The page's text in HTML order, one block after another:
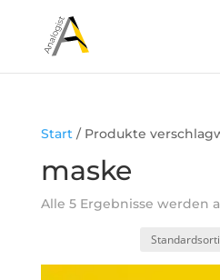
Start/ Produkte
maske
Alle 5 Ergebnisse werden